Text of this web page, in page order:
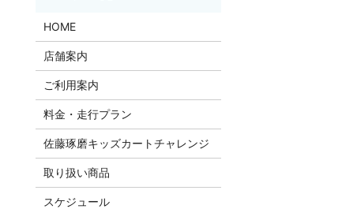
HOME
店舗案内
ご利用案内
料金・走行プラン
佐藤琢磨キッズカートチャレンジ
取り扱い商品
スケジュール